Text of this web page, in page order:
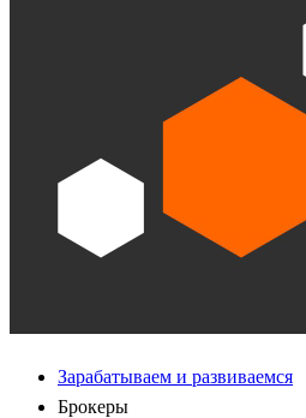
Зарабатываем и развиваемся
Брокеры